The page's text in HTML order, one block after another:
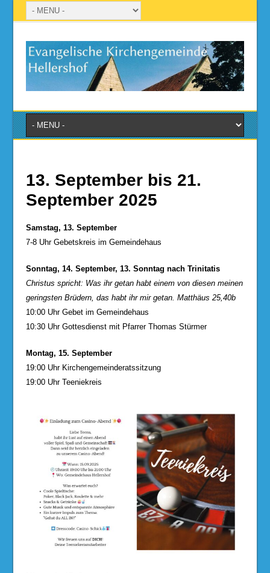
13. September bis 21.
September 2025
Samstag, 13. September
7-8 Uhr Gebetskreis im Gemeindehaus
Sonntag, 14. September, 13. Sonntag nach Trinitatis
Christus spricht: Was ihr getan habt einem von diesen meinen
geringsten Brüdern, das habt ihr mir getan. Matthäus 25,40b
10:00 Uhr Gebet im Gemeindehaus
10:30 Uhr Gottesdienst mit Pfarrer Thomas Stürmer
Montag, 15. September
19:00 Uhr Kirchengemeinderatssitzung
19:00 Uhr Teeniekreis